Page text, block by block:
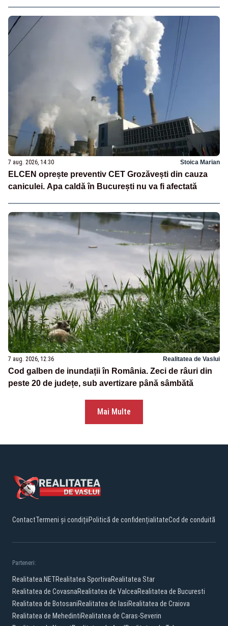
7 aug. 2026, 14:30 Stoica Marian
ELCEN oprește preventiv CET Grozăvești din cauza
caniculei. Apa caldă în București nu va fi afectată
7 aug. 2026, 12:36 Realitatea de Vaslui
Cod galben de inundații în România. Zeci de râuri din
peste 20 de județe, sub avertizare până sâmbătă
Mai Multe
ContactTermeni și condițiiPolitică de confidențialitateCod de conduită
Parteneri:
Realitatea.NETRealitatea SportivaRealitatea Star
Realitatea de CovasnaRealitatea de ValceaRealitatea de Bucuresti
Realitatea de BotosaniRealitatea de IasiRealitatea de Craiova
Realitatea de MehedintiRealitatea de Caras-Severin